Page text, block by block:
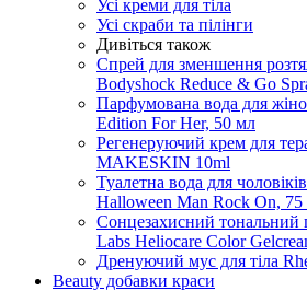
Усі креми для тіла
Усі скраби та пілінги
Дивіться також
Спрей для зменшення
Bodyshock Reduce & Go
Парфумована вода для
Edition For Her, 50 мл
Регенеруючий крем для
MAKESKIN 10ml
Туалетна вода для
Halloween Man Rock On,
Сонцезахисний тональний
Labs Heliocare Color
Дренуючий мус для тіла
Beauty добавки краси